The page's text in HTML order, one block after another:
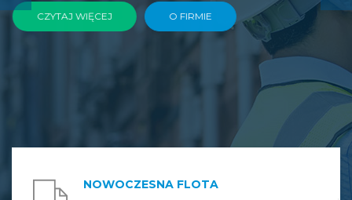
CZYTAJ WIĘCEJ O FIRMIE
NOWOCZESNA FLOTA